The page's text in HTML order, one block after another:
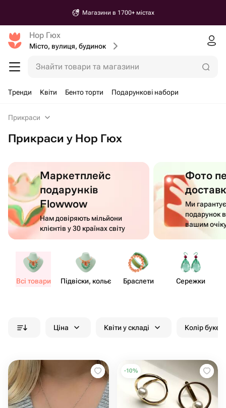
Магазини в 1700+ містах
Нор Гюх
Місто, вулиця, будинок
Знайти товари та магазини
Тренди Квіти Бенто торти Подарункові набори
Прикраси
Прикраси у Нор Гюх
Маркетплейс
подарунків
Flowwow
Нам довіряють мільйони
клієнтів у 30 країнах світу
Фото
Ми
подарунок
вашим
Всі товари Підвіски, кольє Браслети Сережки
Ціна Квіти у складі Колір
-10%